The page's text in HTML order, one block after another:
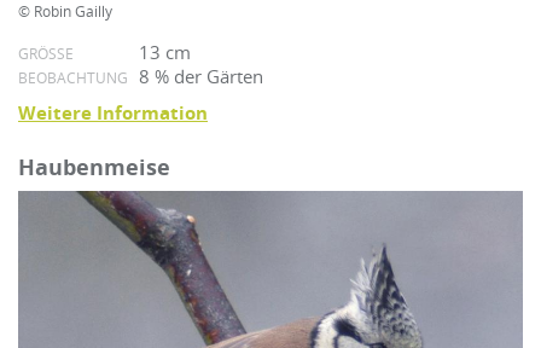
© Robin Gailly
GRÖSSE 13 cm
BEOBACHTUNG 8 % der Gärten
Weitere Information
Haubenmeise